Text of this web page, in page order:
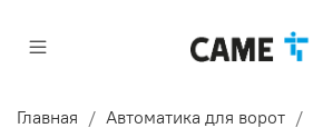
Главная Автоматика для ворот